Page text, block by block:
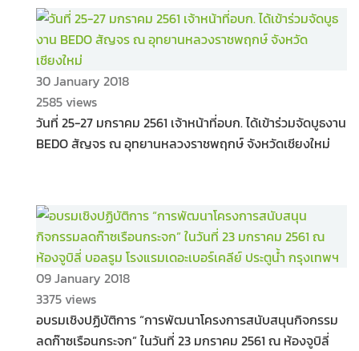
30 January 2018
2585 views
วันที่ 25-27 มกราคม 2561 เจ้าหน้าที่อบก. ได้เข้าร่วมจัดบูธงาน
BEDO สัญจร ณ อุทยานหลวงราชพฤกษ์ จังหวัดเชียงใหม่
09 January 2018
3375 views
อบรมเชิงปฏิบัติการ “การพัฒนาโครงการสนับสนุนกิจกรรม
ลดก๊าซเรือนกระจก” ในวันที่ 23 มกราคม 2561 ณ ห้องจูบิลี่